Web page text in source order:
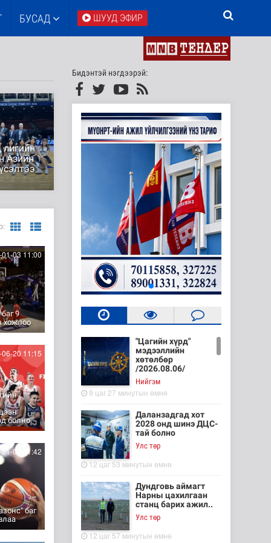
БУСАД ШУУД ЭФИР
Азийн
9
хожлоо
03 11:00
болно
20 11:15
баг
03 11:42
Бидэнтэй нэгдээрэй:
"Цагийн хүрд"
мэдээллийн
хөтөлбөр
/2026.08.06/
Нийгэм
9 цаг 27 минутын өмнө
Даланзадгад хот
2028 онд шинэ ДЦС-
тай болно
Улс төр
12 цаг 53 минутын өмнө
Дундговь аймагт
Нарны цахилгаан
станц барих ажил..
Улс төр
12 цаг 57 минутын өмнө